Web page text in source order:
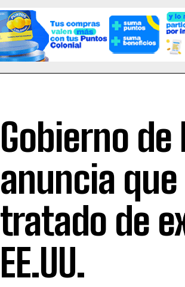
Gobierno
anuncia
tratado de
EE.UU.